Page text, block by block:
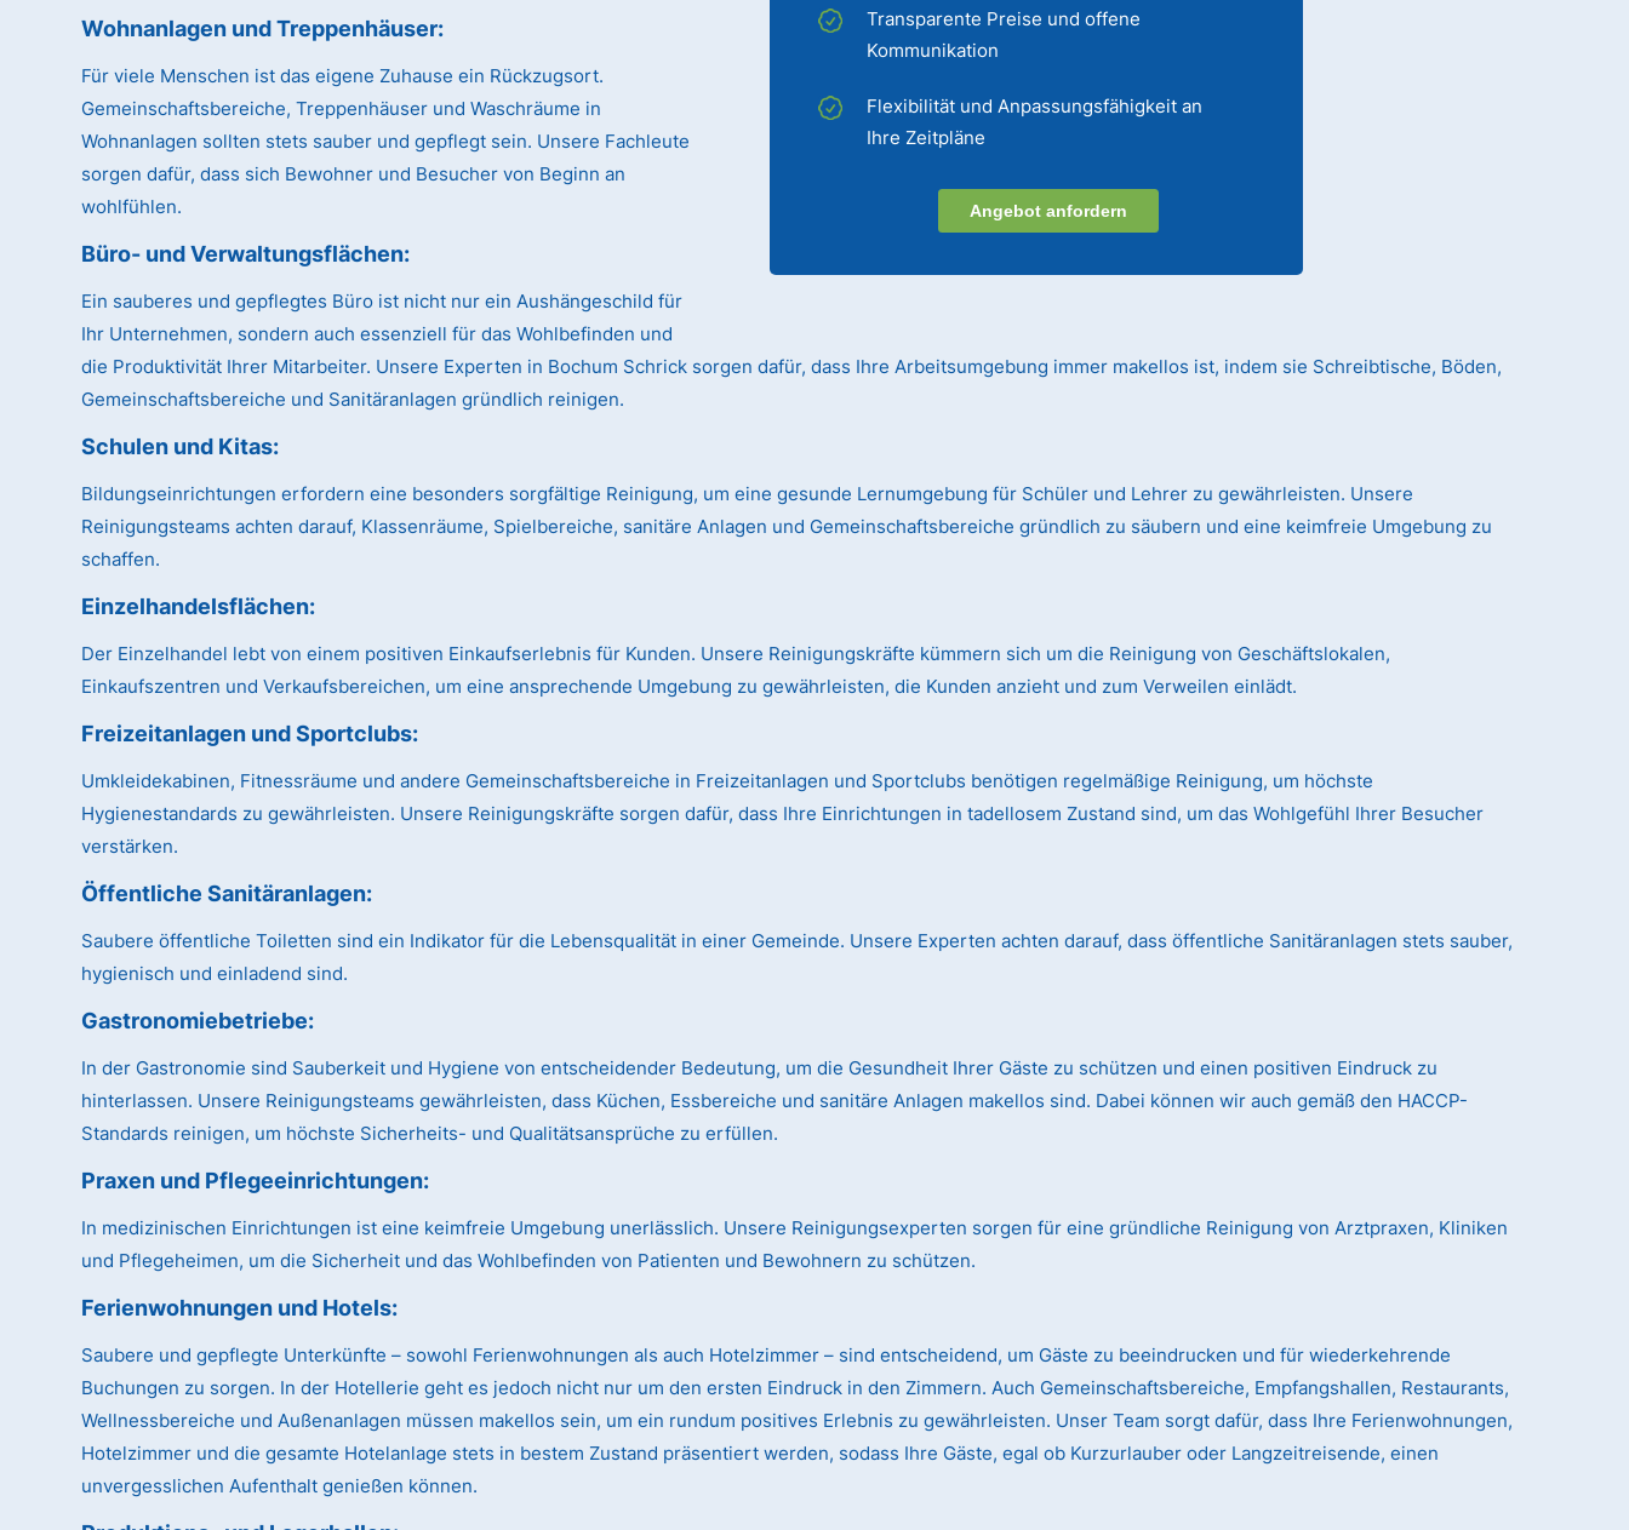
Transparente Preise und offene
Kommunikation
Flexibilität und Anpassungsfähigkeit an
Ihre Zeitpläne
Angebot anfordern
Wohnanlagen und Treppenhäuser:
Für viele Menschen ist das eigene Zuhause ein Rückzugsort.
Gemeinschaftsbereiche, Treppenhäuser und Waschräume in
Wohnanlagen sollten stets sauber und gepflegt sein. Unsere Fachleute
sorgen dafür, dass sich Bewohner und Besucher von Beginn an
wohlfühlen.
Büro- und Verwaltungsflächen:
Ein sauberes und gepflegtes Büro ist nicht nur ein Aushängeschild für
Ihr Unternehmen, sondern auch essenziell für das Wohlbefinden und
die Produktivität Ihrer Mitarbeiter. Unsere Experten in Bochum Schrick sorgen dafür, dass Ihre Arbeitsumgebung immer makellos ist, indem sie Schreibtische, Böden,
Gemeinschaftsbereiche und Sanitäranlagen gründlich reinigen.
Schulen und Kitas:
Bildungseinrichtungen erfordern eine besonders sorgfältige Reinigung, um eine gesunde Lernumgebung für Schüler und Lehrer zu gewährleisten. Unsere
Reinigungsteams achten darauf, Klassenräume, Spielbereiche, sanitäre Anlagen und Gemeinschaftsbereiche gründlich zu säubern und eine keimfreie Umgebung zu
schaffen.
Einzelhandelsflächen:
Der Einzelhandel lebt von einem positiven Einkaufserlebnis für Kunden. Unsere Reinigungskräfte kümmern sich um die Reinigung von Geschäftslokalen,
Einkaufszentren und Verkaufsbereichen, um eine ansprechende Umgebung zu gewährleisten, die Kunden anzieht und zum Verweilen einlädt.
Freizeitanlagen und Sportclubs:
Umkleidekabinen, Fitnessräume und andere Gemeinschaftsbereiche in Freizeitanlagen und Sportclubs benötigen regelmäßige Reinigung, um höchste
Hygienestandards zu gewährleisten. Unsere Reinigungskräfte sorgen dafür, dass Ihre Einrichtungen in tadellosem Zustand sind, um das Wohlgefühl Ihrer Besucher
verstärken.
Öffentliche Sanitäranlagen:
Saubere öffentliche Toiletten sind ein Indikator für die Lebensqualität in einer Gemeinde. Unsere Experten achten darauf, dass öffentliche Sanitäranlagen stets sauber,
hygienisch und einladend sind.
Gastronomiebetriebe:
In der Gastronomie sind Sauberkeit und Hygiene von entscheidender Bedeutung, um die Gesundheit Ihrer Gäste zu schützen und einen positiven Eindruck zu
hinterlassen. Unsere Reinigungsteams gewährleisten, dass Küchen, Essbereiche und sanitäre Anlagen makellos sind. Dabei können wir auch gemäß den HACCP-
Standards reinigen, um höchste Sicherheits- und Qualitätsansprüche zu erfüllen.
Praxen und Pflegeeinrichtungen:
In medizinischen Einrichtungen ist eine keimfreie Umgebung unerlässlich. Unsere Reinigungsexperten sorgen für eine gründliche Reinigung von Arztpraxen, Kliniken
und Pflegeheimen, um die Sicherheit und das Wohlbefinden von Patienten und Bewohnern zu schützen.
Ferienwohnungen und Hotels:
Saubere und gepflegte Unterkünfte – sowohl Ferienwohnungen als auch Hotelzimmer – sind entscheidend, um Gäste zu beeindrucken und für wiederkehrende
Buchungen zu sorgen. In der Hotellerie geht es jedoch nicht nur um den ersten Eindruck in den Zimmern. Auch Gemeinschaftsbereiche, Empfangshallen, Restaurants,
Wellnessbereiche und Außenanlagen müssen makellos sein, um ein rundum positives Erlebnis zu gewährleisten. Unser Team sorgt dafür, dass Ihre Ferienwohnungen,
Hotelzimmer und die gesamte Hotelanlage stets in bestem Zustand präsentiert werden, sodass Ihre Gäste, egal ob Kurzurlauber oder Langzeitreisende, einen
unvergesslichen Aufenthalt genießen können.